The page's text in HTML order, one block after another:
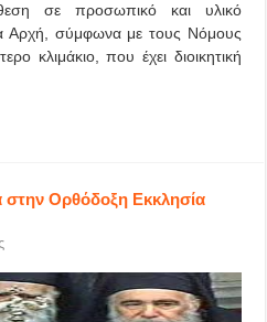
σε προσωπικό και υλικό
Αρχή, σύμφωνα με τους Νόμους
κλιμάκιο, που έχει διοικητική
στην Ορθόδοξη Εκκλησία